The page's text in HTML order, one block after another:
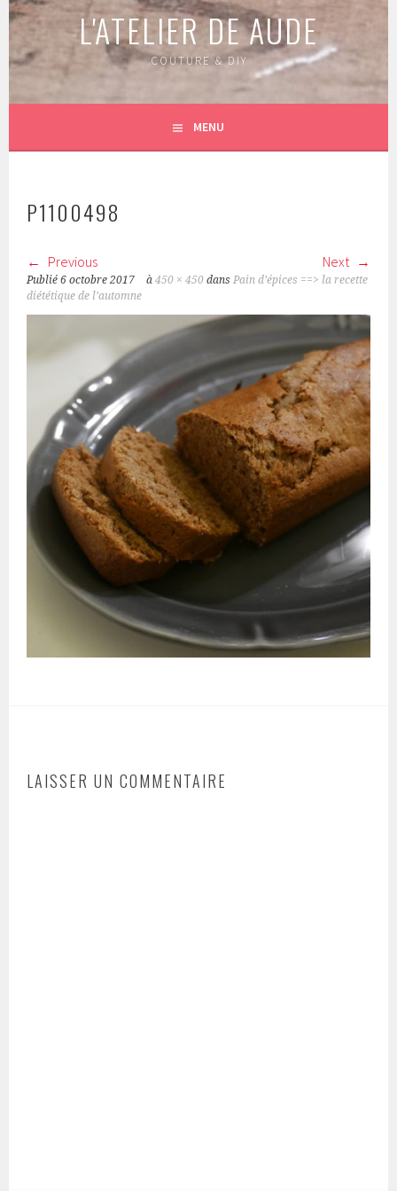
L'ATELIER DE AUDE
COUTURE & DIY
MENU
P1100498
Previous Next
Publié6 octobre 2017 à450 × 450 dansPain d’épices ==> la recette
diététique de l’automne
LAISSER UN COMMENTAIRE